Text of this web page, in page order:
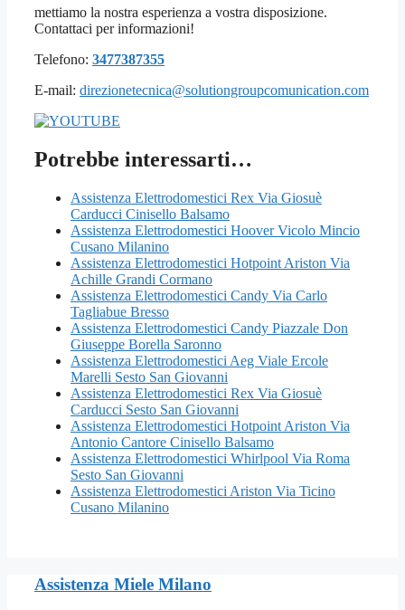
mettiamo la nostra esperienza a vostra disposizione.
Contattaci per informazioni!
Telefono: 3477387355
E-mail: direzionetecnica@solutiongroupcomunication.com
Potrebbe interessarti…
Assistenza Elettrodomestici Rex Via Giosuè
Carducci Cinisello Balsamo
Assistenza Elettrodomestici Hoover Vicolo Mincio
Cusano Milanino
Assistenza Elettrodomestici Hotpoint Ariston Via
Achille Grandi Cormano
Assistenza Elettrodomestici Candy Via Carlo
Tagliabue Bresso
Assistenza Elettrodomestici Candy Piazzale Don
Giuseppe Borella Saronno
Assistenza Elettrodomestici Aeg Viale Ercole
Marelli Sesto San Giovanni
Assistenza Elettrodomestici Rex Via Giosuè
Carducci Sesto San Giovanni
Assistenza Elettrodomestici Hotpoint Ariston Via
Antonio Cantore Cinisello Balsamo
Assistenza Elettrodomestici Whirlpool Via Roma
Sesto San Giovanni
Assistenza Elettrodomestici Ariston Via Ticino
Cusano Milanino
Assistenza Miele Milano